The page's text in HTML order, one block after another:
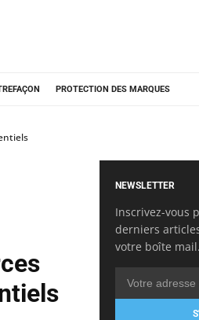
PROTECTION DES MARQUES
NEWSLETTER
Inscrivez-vous
derniers
votre boîte mail.